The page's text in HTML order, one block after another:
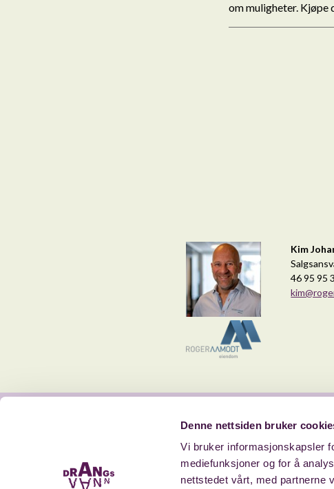
Denne nettsiden bruker
Vi bruker informasjonskapsler
mediefunksjoner og for å
nettstedet vårt, med partnerne
om muligheter. Kjøpe
Kim
46 95 95